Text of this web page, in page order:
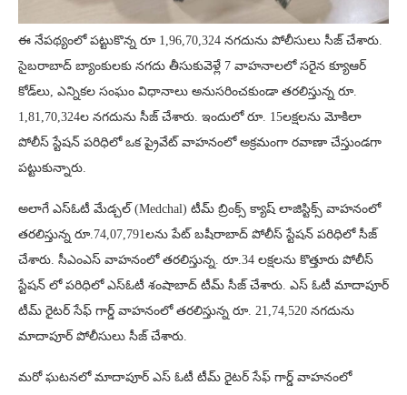
ఈ నేపథ్యంలో పట్టుకొన్న రూ 1,96,70,324 నగదును పోలీసులు సీజ్ చేశారు.
సైబరాబాద్ బ్యాంకులకు నగదు తీసుకువెళ్లే 7 వాహనాలలో సరైన క్యూఆర్
కోడ్‌లు, ఎన్నికల సంఘం విధానాలు అనుసరించకుండా తరలిస్తున్న రూ.
1,81,70,324ల నగదును సీజ్ చేశారు. ఇందులో రూ. 15లక్షలను మోకిలా
పోలీస్ స్టేషన్ పరిధిలో ఒక ప్రైవేట్ వాహనంలో అక్రమంగా రవాణా చేస్తుండగా
పట్టుకున్నారు.
అలాగే ఎస్ఓటీ మేడ్చల్ (Medchal) టీమ్ బ్రింక్స్ క్యాష్ లాజిస్టిక్స్ వాహనంలో
తరలిస్తున్న రూ.74,07,791లను పేట్ బషీరాబాద్ పోలీస్ స్టేషన్ పరిధిలో సీజ్
చేశారు. సీఎంఎస్ వాహనంలో తరలిస్తున్న. రూ.34 లక్షలను కొత్తూరు పోలీస్
స్టేషన్ లో పరిధిలో ఎస్ఓటీ శంషాబాద్ టీమ్ సీజ్ చేశారు. ఎస్ ఓటీ మాదాపూర్
టీమ్ రైటర్ సేఫ్ గార్డ్ వాహనంలో తరలిస్తున్న రూ. 21,74,520 నగదును
మాదాపూర్ పోలీసులు సీజ్ చేశారు.
మరో ఘటనలో మాదాపూర్ ఎస్ ఓటీ టీమ్ రైటర్ సేఫ్ గార్డ్ వాహనంలో